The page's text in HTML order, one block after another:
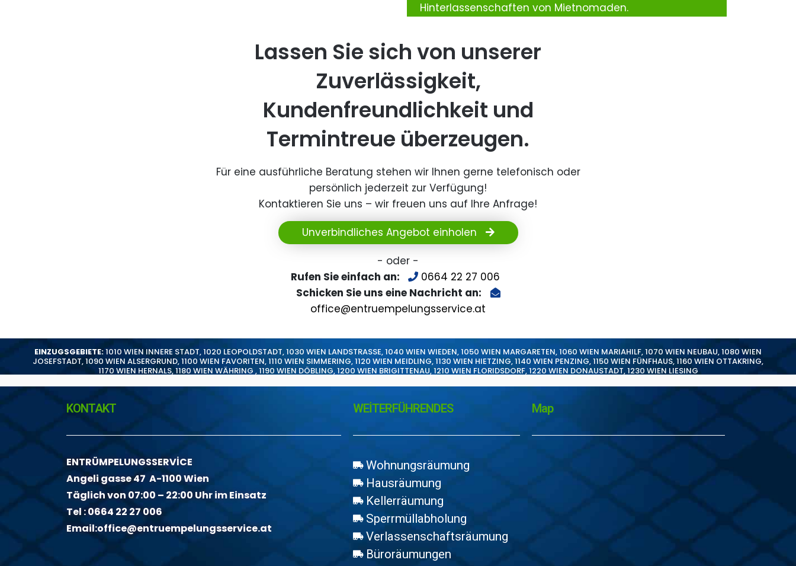
Hinterlassenschaften von Mietnomaden.
Lassen Sie sich von unserer
Zuverlässigkeit,
Kundenfreundlichkeit und
Termintreue überzeugen.
Für eine ausführliche Beratung stehen wir Ihnen gerne telefonisch oder
persönlich jederzeit zur Verfügung!
Kontaktieren Sie uns – wir freuen uns auf Ihre Anfrage!
Unverbindliches Angebot einholen
- oder -
Rufen Sie einfach an:
0664 22 27 006
Schicken Sie uns eine Nachricht an:
office@entruempelungsservice.at
EINZUGSGEBIETE:1010 WIEN INNERE STADT,1020 LEOPOLDSTADT,1030 WIEN LANDSTRASSE,1040 WIEN WIEDEN,1050 WIEN MARGARETEN,1060 WIEN MARIAHILF,1070 WIEN NEUBAU,1080 WIEN
JOSEFSTADT,1090 WIEN ALSERGRUND,1100 WIEN FAVORITEN,1110 WIEN SIMMERING,1120 WIEN MEIDLING,1130 WIEN HIETZING,1140 WIEN PENZING,1150 WIEN FÜNFHAUS,1160 WIEN OTTAKRING,
1170 WIEN HERNALS,1180 WIEN WÄHRING ,1190 WIEN DÖBLING,1200 WIEN BRIGITTENAU,1210 WIEN FLORIDSDORF,1220 WIEN DONAUSTADT,1230 WIEN LIESING
KONTAKT
ENTRÜMPELUNGSSERVİCE
Angeli gasse 47 A-1100 Wien
Täglich von 07:00 – 22:00 Uhr im Einsatz
Tel :0664 22 27 006
Email:office@entruempelungsservice.at
WEİTERFÜHRENDES
Wohnungsräumung
Hausräumung
Kellerräumung
Sperrmüllabholung
Verlassenschaftsräumung
Büroräumungen
Map